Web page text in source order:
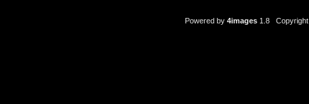
Powered by 4images1.8 Copyright